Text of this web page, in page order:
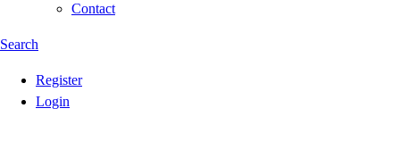
Contact
Search
Register
Login